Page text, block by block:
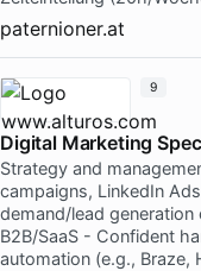
paternioner.at
Digital Marketing
Strategy and
campaigns, LinkedIn
demand/lead
B2B/SaaS - Confident
automation (e.g., Braze,
9